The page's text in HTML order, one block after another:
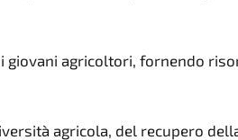
agricoltori, fornendo
agricola, del recupero